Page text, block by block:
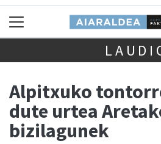
Alpitxuko
dute urtea
bizilagunek